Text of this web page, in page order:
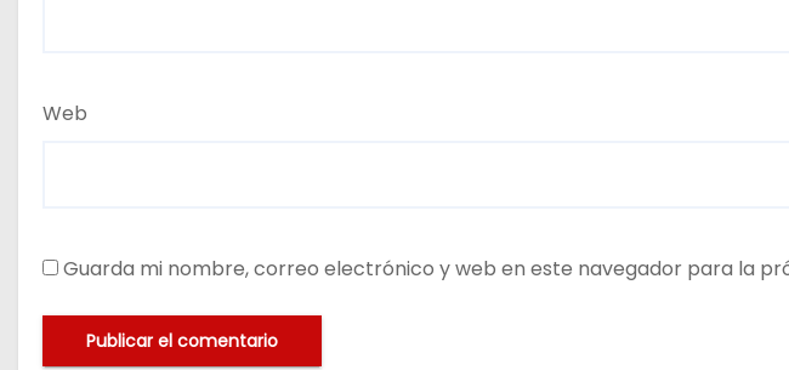
Web
Guarda mi nombre, correo electrónico y web en este navegador para la